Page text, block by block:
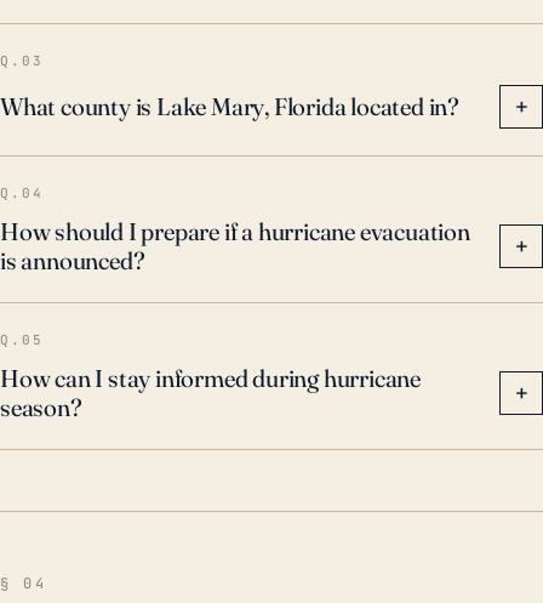
que Lake Mary tenga medidas de preparación y
adaptación robustas. Estas incluyen mejorar los
sistemas de drenaje, fortalecer la infraestructura, y
asegurar que los planes de respuesta de emergencia
estén implementados para mitigar los posibles
impactos de los huracanes.
Q.03
What county is Lake Mary, Florida located in? +
Q.04
How should I prepare if a hurricane evacuation
is announced?
+
Q.05
How can I stay informed during hurricane
season?
+
§ 04